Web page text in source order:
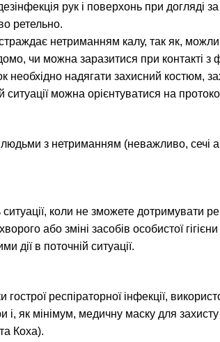
рук і поверхонь при догляді
ретельно.
нетриманням калу, так як,
чи можна заразитися при контакті з
необхідно надягати захисний костюм,
можна орієнтуватися на
з нетриманням (неважливо, сечі
ситуації, коли не зможете дотримувати
або зміні засобів особистої
дії в поточній ситуації.
респіраторної інфекції,
і, як мінімум, медичну маску для
Коха).